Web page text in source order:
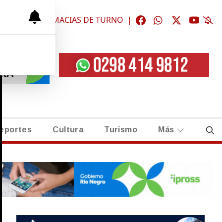
| FARMACIAS DE TURNO |
Cultura Turismo Más